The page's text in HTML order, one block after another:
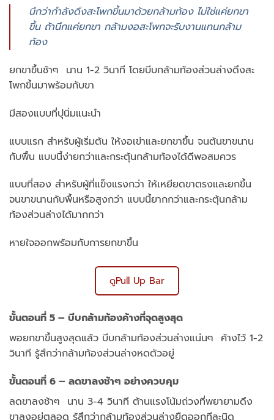
นึกว่ากำลังดึงสะโพกขึ้นมาด้วยกล้ามท้อง ไม่ใช่แค่ยกขา
ขึ้น ถ้านึกแค่ยกขา กล้ามงอสะโพกจะรับงานแทนกล้าม
ท้อง
ยกขาขึ้นช้าๆ นาน 1-2 วินาที โดยบีบกล้ามท้องส่วนล่างดึงสะ
โพกขึ้นมาพร้อมกับขา
มีสองแบบที่ปุนิ่มแนะนำ
แบบแรก สำหรับผู้เริ่มต้น ให้งอเข่าและยกขาขึ้น จนต้นขาขนาน
กับพื้น แบบนี้ง่ายกว่าและกระตุ้นกล้ามท้องได้ดีพอสมควร
แบบที่สอง สำหรับผู้ที่แข็งแรงกว่า ให้เหยียดขาตรงและยกขึ้น
จนขาขนานกับพื้นหรือสูงกว่า แบบนี้ยากกว่าและกระตุ้นกล้าม
ท้องส่วนล่างได้มากกว่า
หายใจออกพร้อมกับการยกขาขึ้น
ดูPull Up Bar
ขั้นตอนที่ 5 – บีบกล้ามท้องค้างที่จุดสูงสุด
พอยกขาขึ้นสูงสุดแล้ว บีบกล้ามท้องส่วนล่างแน่นๆ ค้างไว้ 1-2
วินาที รู้สึกว่ากล้ามท้องส่วนล่างหดตัวอยู่
ขั้นตอนที่ 6 – ลดขาลงช้าๆ อย่างควบคุม
ลดขาลงช้าๆ นาน 3-4 วินาที ต้านแรงโน้มถ่วงที่พยายามดึง
ขาลงอยู่ตลอด รู้สึกว่ากล้ามท้องส่วนล่างยืดออกทีละนิด